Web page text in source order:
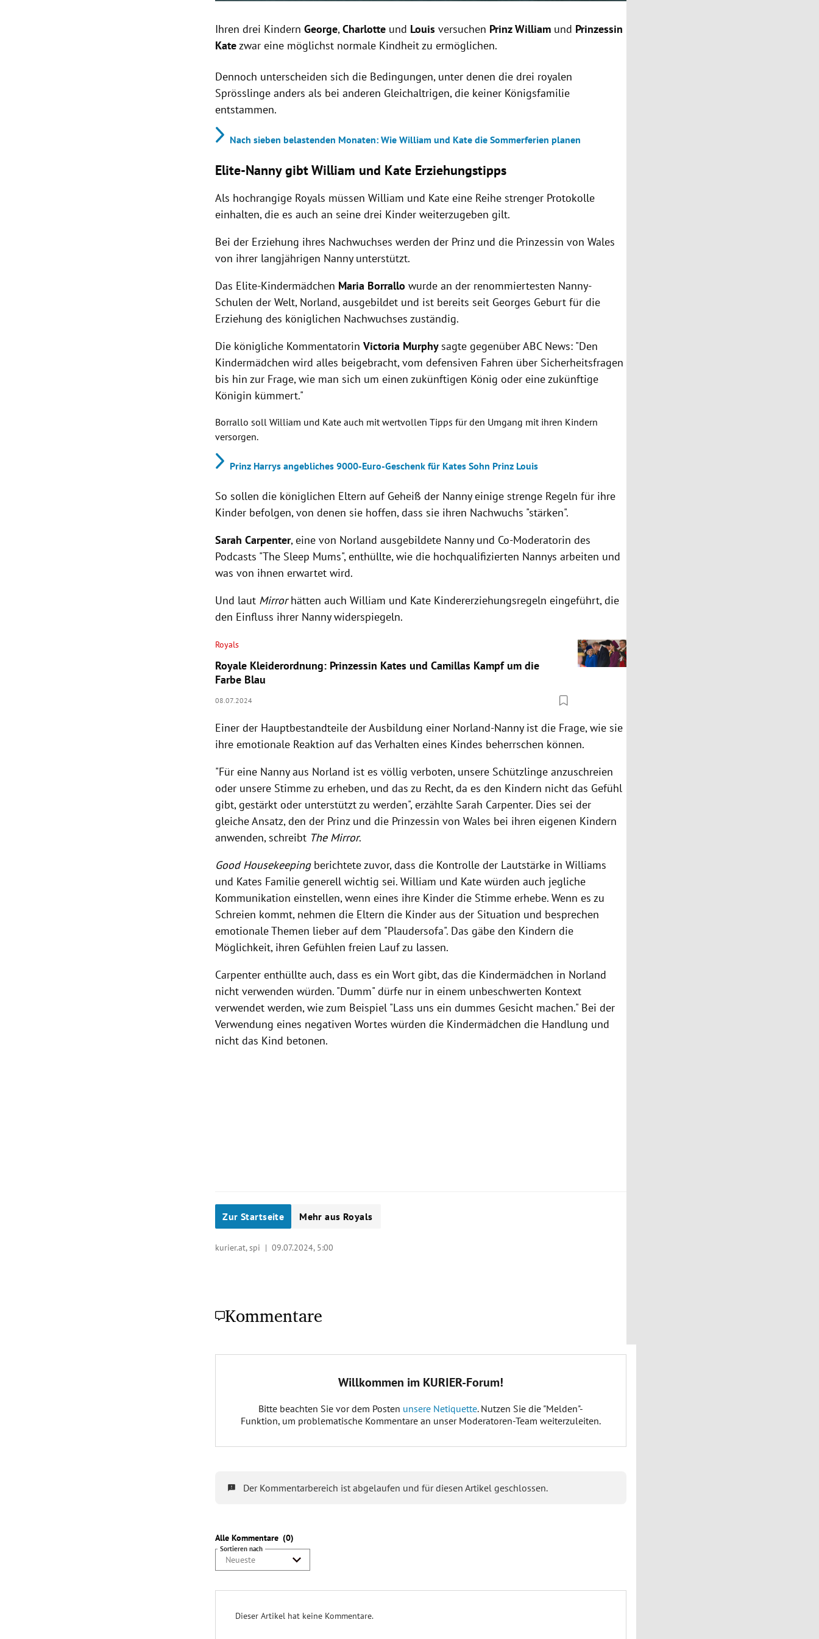
Ihren drei KindernGeorge,Charlotte und Louis versuchen Prinz William und Prinzessin
Katezwar eine möglichst normale Kindheit zu ermöglichen.
Dennoch unterscheiden sich die Bedingungen, unter denen die drei royalen
Sprösslinge anders als bei anderen Gleichaltrigen, die keiner Königsfamilie
entstammen.
Nach sieben belastenden Monaten: Wie William und Kate die Sommerferien planen
Elite-Nanny gibt William und Kate Erziehungstipps
Als hochrangige Royals müssen William und Kate eine Reihe strenger Protokolle
einhalten, die es auch an seine drei Kinder weiterzugeben gilt.
Bei der Erziehung ihres Nachwuchses werden der Prinz und die Prinzessin von Wales
von ihrer langjährigen Nanny unterstützt.
Das Elite-Kindermädchen Maria Borrallo wurdean der renommiertesten Nanny-
Schulen der Welt, Norland, ausgebildet und ist bereits seit Georges Geburt für die
Erziehung des königlichen Nachwuchses zuständig.
Die königliche KommentatorinVictoria Murphysagte gegenüber ABC News: "Den
Kindermädchen wird alles beigebracht, vom defensiven Fahren über Sicherheitsfragen
bis hin zur Frage, wie man sich um einen zukünftigen König oder eine zukünftige
Königin kümmert."
Borrallo soll William und Kate auch mit wertvollen Tipps für den Umgang mit ihren Kindern
versorgen.
Prinz Harrys angebliches 9000-Euro-Geschenk für Kates Sohn Prinz Louis
So sollen die königlichen Eltern auf Geheiß der Nanny einige strenge Regeln für ihre
Kinder befolgen, von denen sie hoffen, dass sie ihren Nachwuchs "stärken".
Sarah Carpenter, eine von Norland ausgebildete Nanny und Co-Moderatorin des
Podcasts "The Sleep Mums", enthüllte, wie die hochqualifizierten Nannys arbeiten und
was von ihnen erwartet wird.
Und laut Mirrorhätten auch William und Kate Kindererziehungsregeln eingeführt, die
den Einfluss ihrer Nanny widerspiegeln.
Royals
Royale Kleiderordnung: Prinzessin Kates und Camillas Kampf um die
Farbe Blau
08.07.2024
Einer der Hauptbestandteile der Ausbildung einer Norland-Nanny ist die Frage, wie sie
ihre emotionale Reaktion auf das Verhalten eines Kindes beherrschen können.
"Für eine Nanny aus Norland ist es völlig verboten, unsere Schützlinge anzuschreien
oder unsere Stimme zu erheben, und das zu Recht, da es den Kindern nicht das Gefühl
gibt, gestärkt oder unterstützt zu werden", erzählte Sarah Carpenter. Dies sei der
gleiche Ansatz, den der Prinz und die Prinzessin von Wales bei ihren eigenen Kindern
anwenden, schreibt The Mirror.
Good Housekeeping berichtete zuvor, dass die Kontrolle der Lautstärke in Williams
und Kates Familie generell wichtig sei. William und Kate würden auch jegliche
Kommunikation einstellen, wenn eines ihre Kinder die Stimme erhebe. Wenn es zu
Schreien kommt, nehmen die Eltern die Kinder aus der Situation und besprechen
emotionale Themen lieber auf dem "Plaudersofa". Das gäbe den Kindern die
Möglichkeit, ihren Gefühlen freien Lauf zu lassen.
Carpenter enthüllte auch, dass es ein Wort gibt, das die Kindermädchen in Norland
nicht verwenden würden. "Dumm" dürfe nur in einem unbeschwerten Kontext
verwendet werden, wie zum Beispiel "Lass uns ein dummes Gesicht machen." Bei der
Verwendung eines negativen Wortes würden die Kindermädchen die Handlung und
nicht das Kind betonen.
Zur Startseite Mehr aus Royals
kurier.at, spi |09.07.2024, 5:00
Kommentare